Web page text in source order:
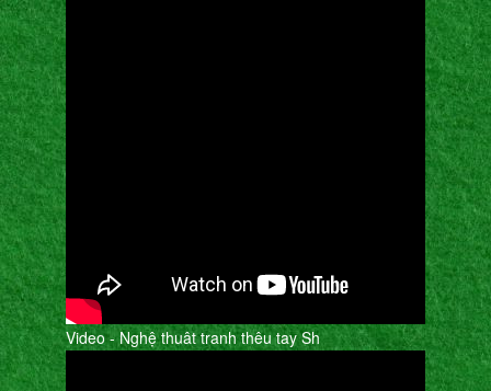
Video - Nghệ thuât tranh thêu tay Sh